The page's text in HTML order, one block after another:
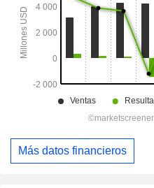
Más datos financieros